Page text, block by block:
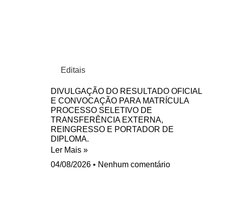
Editais
DIVULGAÇÃO DO RESULTADO OFICIAL
E CONVOCAÇÃO PARA MATRÍCULA
PROCESSO SELETIVO DE
TRANSFERÊNCIA EXTERNA,
REINGRESSO E PORTADOR DE
DIPLOMA.
Ler Mais »
04/08/2026
Nenhum comentário